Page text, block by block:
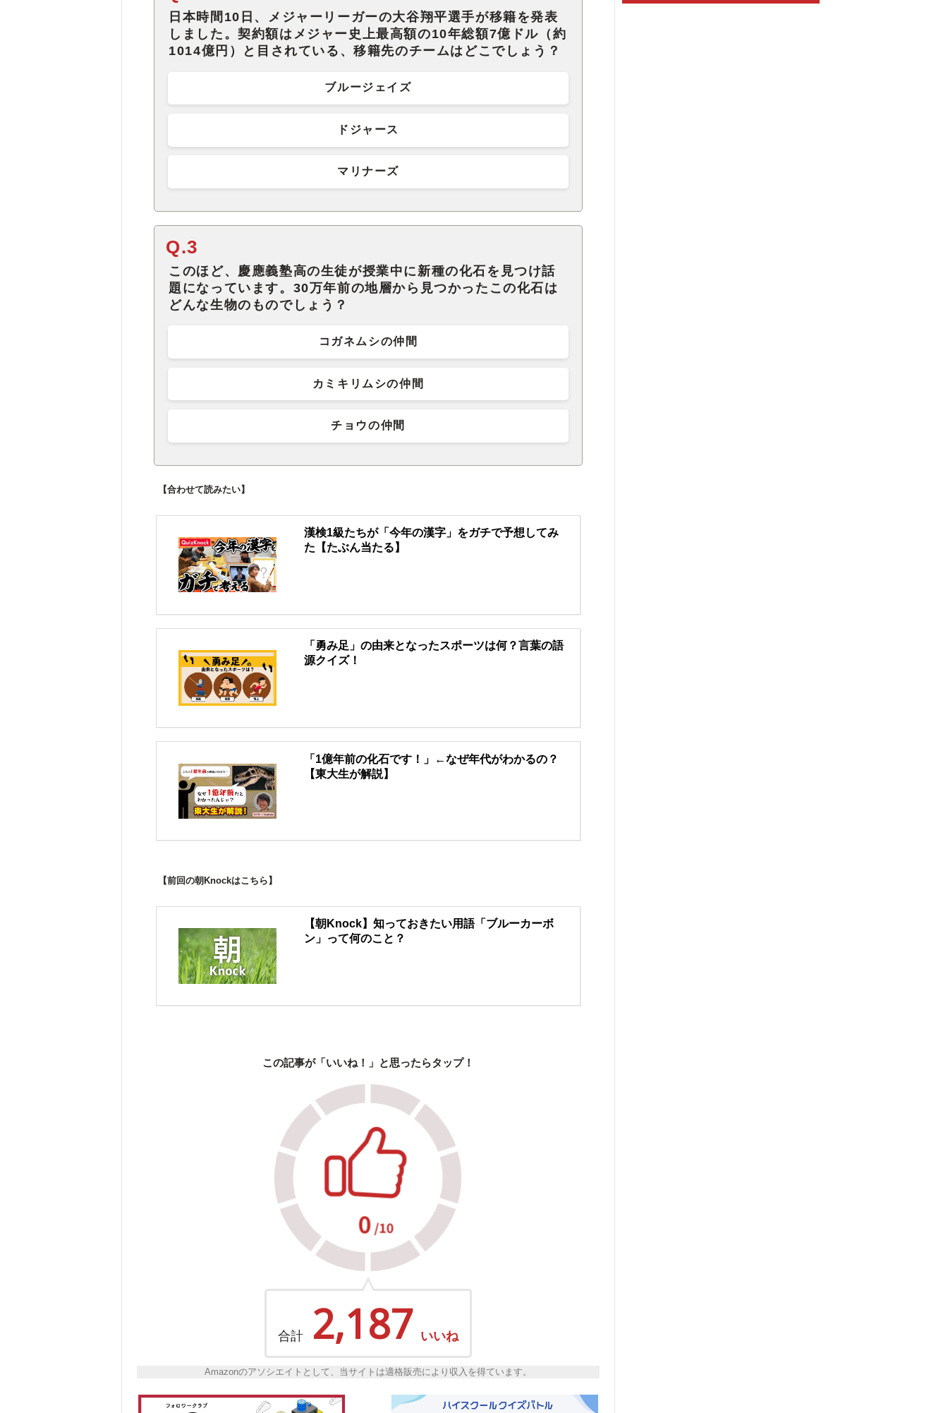
日本時間10日、メジャーリーガーの大谷翔平選手が移籍を発表
しました。契約額はメジャー史上最高額の10年総額7億ドル（約
1014億円）と目されている、移籍先のチームはどこでしょう？
ブルージェイズ
ドジャース
マリナーズ
Q.3
このほど、慶應義塾高の生徒が授業中に新種の化石を見つけ話
題になっています。30万年前の地層から見つかったこの化石は
どんな生物のものでしょう？
コガネムシの仲間
カミキリムシの仲間
チョウの仲間
【合わせて読みたい】
漢検1級たちが「今年の漢字」をガチで予想してみ
た【たぶん当たる】
「勇み足」の由来となったスポーツは何？言葉の語
源クイズ！
「1億年前の化石です！」←なぜ年代がわかるの？
【東大生が解説】
【前回の朝Knockはこちら】
【朝Knock】知っておきたい用語「ブルーカーボ
ン」って何のこと？
この記事が「いいね！」と思ったらタップ！
合計 2,187 いいね
Amazonのアソシエイトとして、当サイトは適格販売により収入を得ています。